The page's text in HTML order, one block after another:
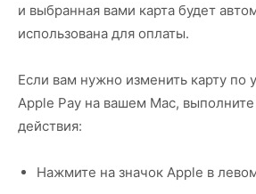
и выбранная вами карта будет
использована для оплаты.
Если вам нужно изменить карту по
Apple Pay на вашем Mac,
действия:
Нажмите на значок Apple в